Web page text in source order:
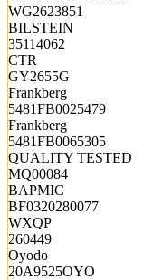
WG2623851
BILSTEIN
35114062
CTR
GY2655G
Frankberg
5481FB0025479
Frankberg
5481FB0065305
QUALITY TESTED
MQ00084
BAPMIC
BF0320280077
WXQP
260449
Oyodo
20A9525OYO